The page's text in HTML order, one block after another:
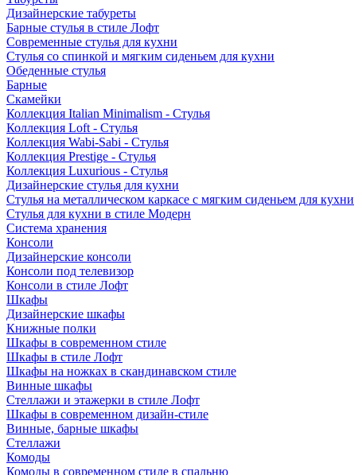
Дизайнерские табуреты
Барные стулья в стиле Лофт
Современные стулья для кухни
Стулья со спинкой и мягким сиденьем для кухни
Обеденные стулья
Барные
Скамейки
Коллекция Italian Minimalism - Стулья
Коллекция Loft - Стулья
Коллекция Wabi-Sabi - Стулья
Коллекция Prestige - Стулья
Коллекция Luxurious - Стулья
Дизайнерские стулья для кухни
Стулья на металлическом каркасе с мягким сиденьем для кухни
Стулья для кухни в стиле Модерн
Система хранения
Консоли
Дизайнерские консоли
Консоли под телевизор
Консоли в стиле Лофт
Шкафы
Дизайнерские шкафы
Книжные полки
Шкафы в современном стиле
Шкафы в стиле Лофт
Шкафы на ножках в скандинавском стиле
Винные шкафы
Стеллажи и этажерки в стиле Лофт
Шкафы в современном дизайн-стиле
Винные, барные шкафы
Стеллажи
Комоды
Комоды в современном стиле в спальню